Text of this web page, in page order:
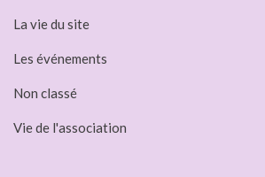
La vie du site
Les événements
Non classé
Vie de l'association